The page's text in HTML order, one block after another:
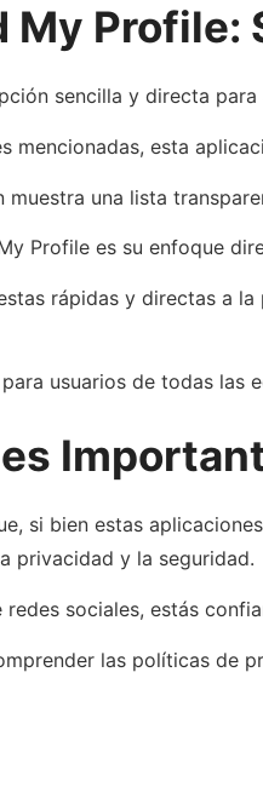
My
sencilla y directa
mencionadas, esta
una lista
Profile es su enfoque
rápidas y directas a
usuarios de todas las
si bien estas
privacidad y la seguridad.
sociales, estás
las políticas de